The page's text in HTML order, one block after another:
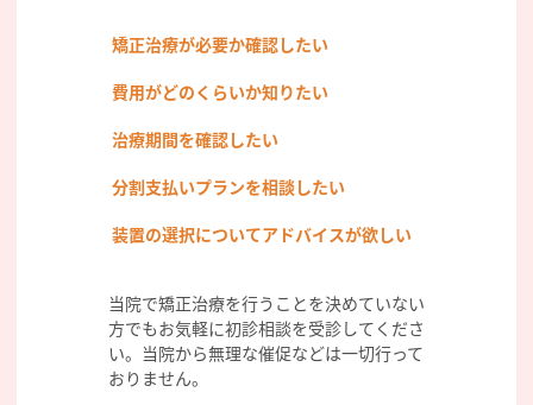
矯正治療が必要か確認したい
費用がどのくらいか知りたい
治療期間を確認したい
分割支払いプランを相談したい
装置の選択についてアドバイスが欲しい
当院で矯正治療を行うことを決めていない
方でもお気軽に初診相談を受診してくださ
い。当院から無理な催促などは一切行って
おりません。